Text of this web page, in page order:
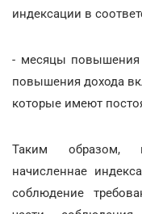
индексации в
- месяцы повышения
повышения дохода
которые имеют
Таким образом,
начисленнае
соблюдение